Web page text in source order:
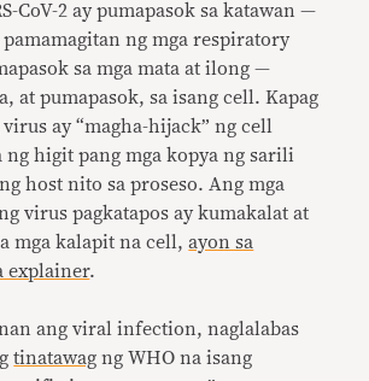
CoV-2 ay pumapasok sa katawan —
pamamagitan ng mga respiratory
sa mga mata at ilong —
at pumapasok, sa isang cell. Kapag
ay “magha-hijack” ng cell
ng higit pang mga kopya ng sarili
host nito sa proseso. Ang mga
virus pagkatapos ay kumakalat at
mga kalapit na cell,ayon sa
explainer.
ang viral infection, naglalabas
tinatawag ng WHO na isang